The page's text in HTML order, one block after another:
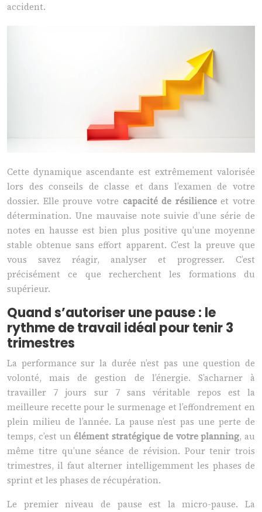
accident.
Cette dynamique ascendante est extrêmement valorisée
lors des conseils de classe et dans l’examen de votre
dossier. Elle prouve votre capacité de résilienceet votre
détermination. Une mauvaise note suivie d’une série de
notes en hausse est bien plus positive qu’une moyenne
stable obtenue sans effort apparent. C’est la preuve que
vous savez réagir, analyser et progresser. C’est
précisément ce que recherchent les formations du
supérieur.
Quand s’autoriser une pause : le
rythme de travail idéal pour tenir 3
trimestres
La performance sur la durée n’est pas une question de
volonté, mais de gestion de l’énergie. S’acharner à
travailler 7 jours sur 7 sans véritable repos est la
meilleure recette pour le surmenage et l’effondrement en
plein milieu de l’année. La pause n’est pas une perte de
temps, c’est unélément stratégique de votre planning, au
même titre qu’une séance de révision. Pour tenir trois
trimestres, il faut alterner intelligemment les phases de
sprint et les phases de récupération.
Le premier niveau de pause est la micro-pause. La